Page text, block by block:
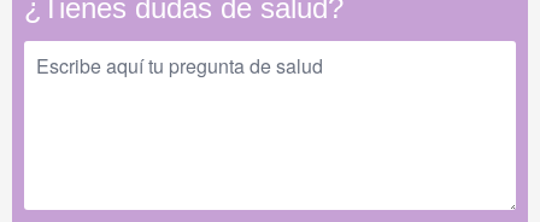
¿Tienes dudas de salud?